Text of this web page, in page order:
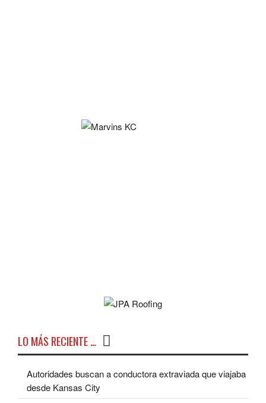
LO MÁS RECIENTE …
Autoridades buscan a conductora extraviada que viajaba
desde Kansas City